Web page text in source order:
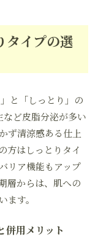
タイプの選
と「しっとり」の
ど皮脂分泌が多い
ず清涼感ある仕上
方はしっとりタイ
リア機能もアップ
層からは、肌への
す。
併用メリット